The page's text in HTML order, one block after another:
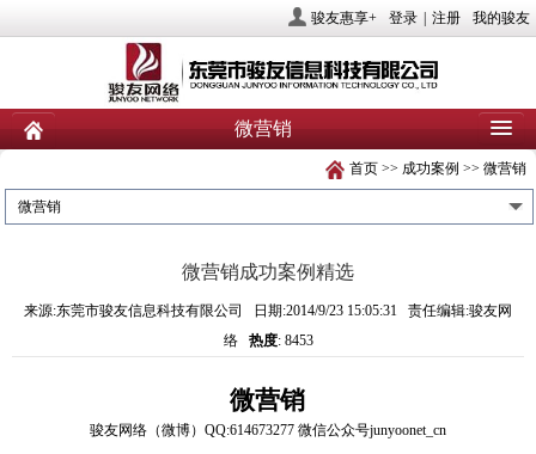
骏友惠享+ 登录 注册 我的骏友
微营销
新闻
产品 业务服务 社会责任
投资者关系
首页 >> 成功案例 >> 微营销
微营销
微营销成功案例精选
来源:东莞市骏友信息科技有限公司 日期:2014/9/23 15:05:31 责任编辑:骏友网
络 热度: 8453
微营销
骏友网络（微博） QQ:614673277 微信公众号junyoonet_cn